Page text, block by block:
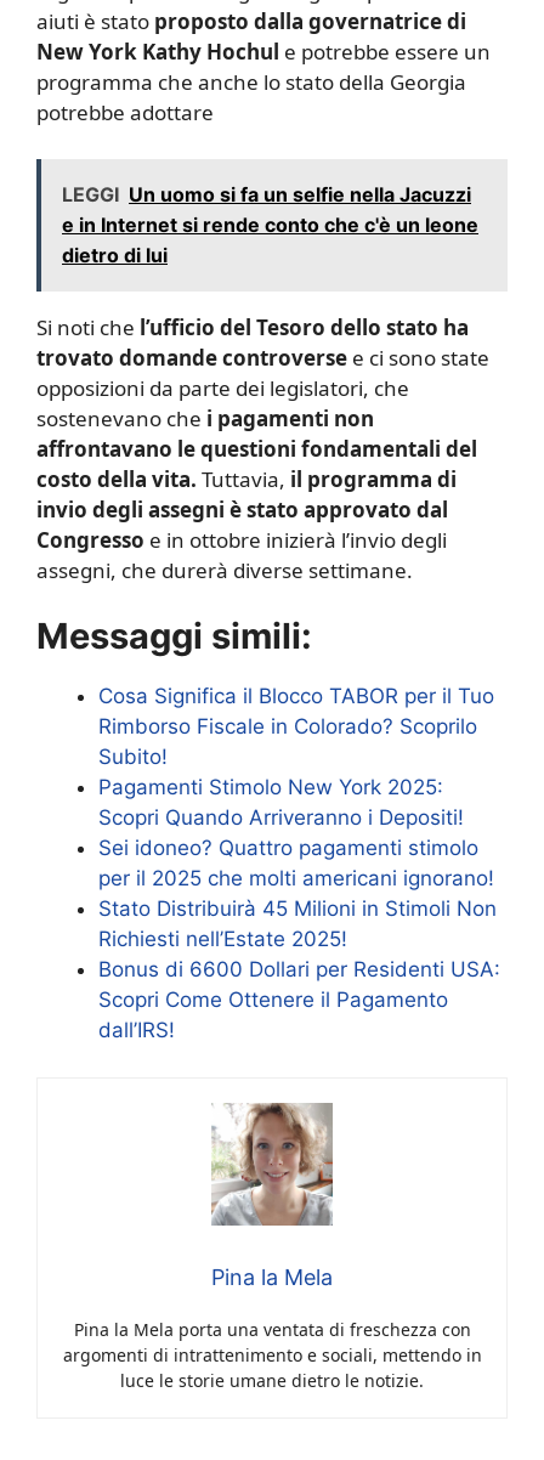
aiuti è stato proposto dalla governatrice di
New York Kathy Hochul e potrebbe essere un
programma che anche lo stato della Georgia
potrebbe adottare
LEGGI Un uomo si fa un selfie nella Jacuzzi
e in Internet si rende conto che c'è un leone
dietro di lui
Si noti che l’ufficio del Tesoro dello stato ha
trovato domande controverse e ci sono state
opposizioni da parte dei legislatori, che
sostenevano che i pagamenti non
affrontavano le questioni fondamentali del
costo della vita. Tuttavia, il programma di
invio degli assegni è stato approvato dal
Congresso e in ottobre inizierà l’invio degli
assegni, che durerà diverse settimane.
Messaggi simili:
Cosa Significa il Blocco TABOR per il Tuo
Rimborso Fiscale in Colorado? Scoprilo
Subito!
Pagamenti Stimolo New York 2025:
Scopri Quando Arriveranno i Depositi!
Sei idoneo? Quattro pagamenti stimolo
per il 2025 che molti americani ignorano!
Stato Distribuirà 45 Milioni in Stimoli Non
Richiesti nell’Estate 2025!
Bonus di 6600 Dollari per Residenti USA:
Scopri Come Ottenere il Pagamento
dall’IRS!
Pina la Mela
Pina la Mela porta una ventata di freschezza con
argomenti di intrattenimento e sociali, mettendo in
luce le storie umane dietro le notizie.